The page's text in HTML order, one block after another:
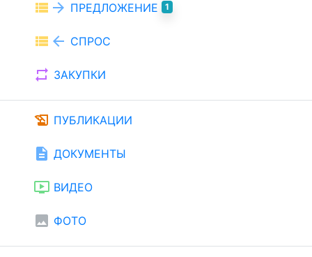
view_list arrow_forward ПРЕДЛОЖЕНИЕ 1
view_list arrow_back СПРОС
repeat ЗАКУПКИ
history_edu ПУБЛИКАЦИИ
description ДОКУМЕНТЫ
ondemand_video ВИДЕО
image ФОТО